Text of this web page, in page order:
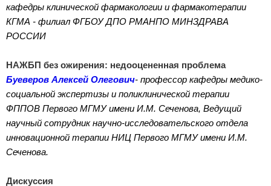
кафедры клинической фармакологии и фармакотерапии
КГМА - филиал ФГБОУ ДПО РМАНПО МИНЗДРАВА
РОССИИ
НАЖБП без ожирения: недооцененная проблема
Буеверов Алексей Олегович- профессор кафедры медико-
социальной экспертизы и поликлинической терапии
ФППОВ Первого МГМУ имени И.М. Сеченова, Ведущий
научный сотрудник научно-исследовательского отдела
инновационной терапии НИЦ Первого МГМУ имени И.М.
Сеченова.
Дискуссия